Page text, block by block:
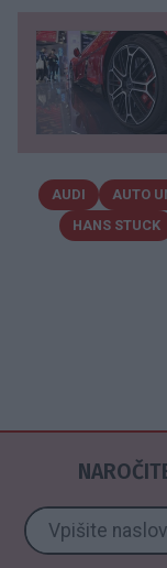
AUDI AUTO
HANS STUCK